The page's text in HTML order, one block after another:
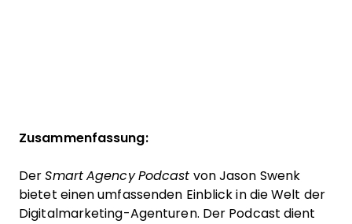
Zusammenfassung:
DerSmart Agency Podcast von Jason Swenk
bietet einen umfassenden Einblick in die Welt der
Digitalmarketing-Agenturen. Der Podcast dient